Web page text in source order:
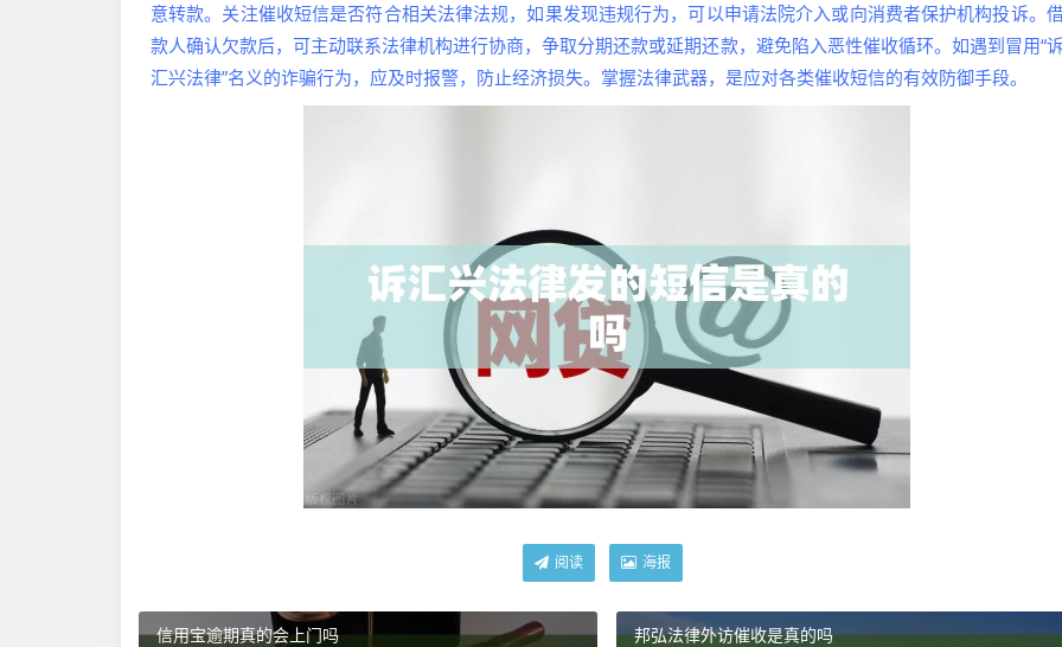
意转款。关注催收短信是否符合相关法律法规，如果发现违规行为，可以申请法院介入或向消费者保护机构投诉。
款人确认欠款后，可主动联系法律机构进行协商，争取分期还款或延期还款，避免陷入恶性催收循环。如遇到冒用“
汇兴法律”名义的诈骗行为，应及时报警，防止经济损失。掌握法律武器，是应对各类催收短信的有效防御手段。
阅读 海报
信用宝逾期真的会上门吗 邦弘法律外访催收是真的吗